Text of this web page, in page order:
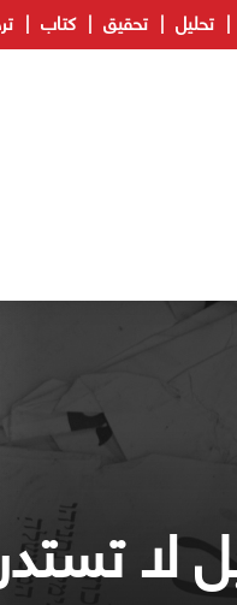
تحليل تحقيق كتاب
لا